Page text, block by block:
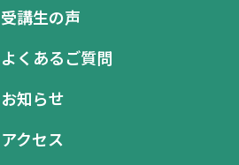
受講生の声
よくあるご質問
お知らせ
アクセス